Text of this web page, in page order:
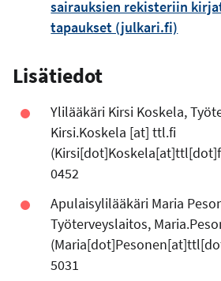
sairauksien rekisteriin
tapaukset (julkari.fi)
Lisätiedot
Ylilääkäri Kirsi Koskela,
Kirsi.Koskela [at]ttl.fi
0452
Apulaisylilääkäri Maria
Työterveyslaitos,
5031